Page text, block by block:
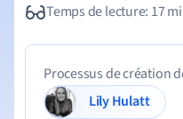
Temps de lecture: 17
Processus de création
Lily Hulatt